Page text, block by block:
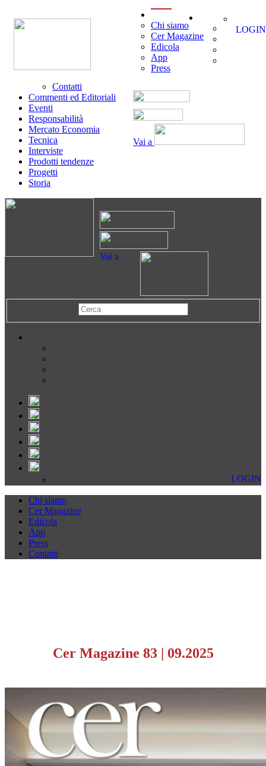
Vai a
Chi siamo
Cer Magazine
Edicola
App
Press
Contatti
Commenti ed Editoriali
Eventi
Responsabilità
Mercato Economia
Tecnica
Interviste
Prodotti tendenze
Progetti
Storia
LOGIN
Vai a
LOGIN
Chi siamo
Cer Magazine
Edicola
App
Press
Contatti
Cer Magazine 83 | 09.2025